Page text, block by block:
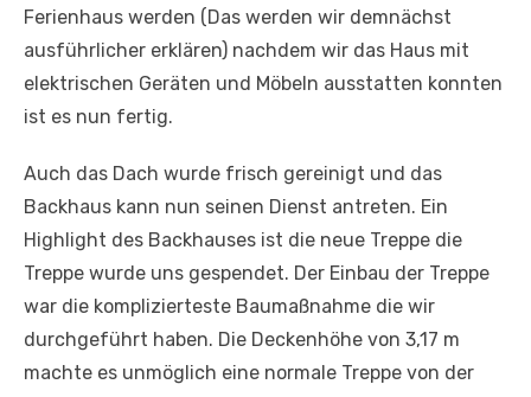
Ferienhaus werden (Das werden wir demnächst
ausführlicher erklären) nachdem wir das Haus mit
elektrischen Geräten und Möbeln ausstatten konnten
ist es nun fertig.
Auch das Dach wurde frisch gereinigt und das
Backhaus kann nun seinen Dienst antreten. Ein
Highlight des Backhauses ist die neue Treppe die
Treppe wurde uns gespendet. Der Einbau der Treppe
war die komplizierteste Baumaßnahme die wir
durchgeführt haben. Die Deckenhöhe von 3,17 m
machte es unmöglich eine normale Treppe von der